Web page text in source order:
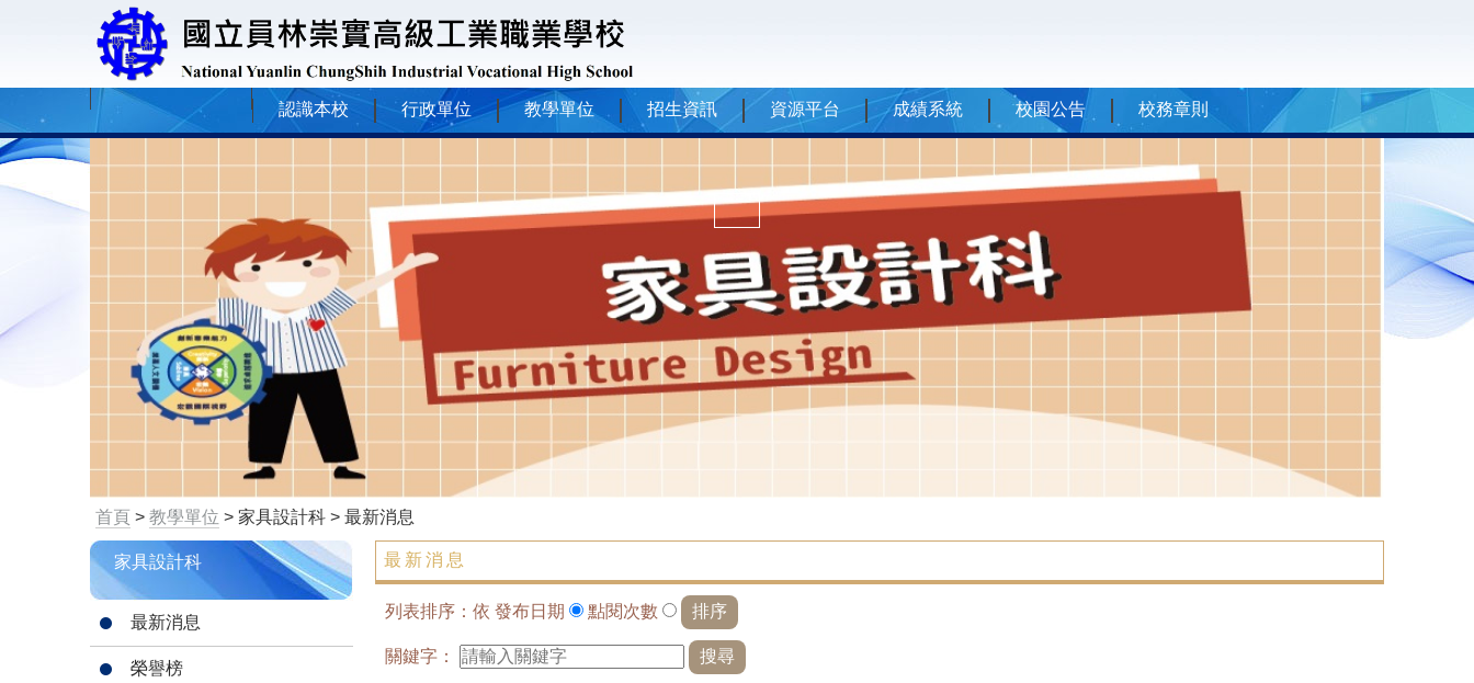
認識本校 行政單位 教學單位 招生資訊 資源平台 成績系統 校園公告 校務章則
首頁 > 教學單位 > 家具設計科 > 最新消息
家具設計科
最新消息
榮譽榜
最新消息
列表排序：依 發布日期 點閱次數
關鍵字：